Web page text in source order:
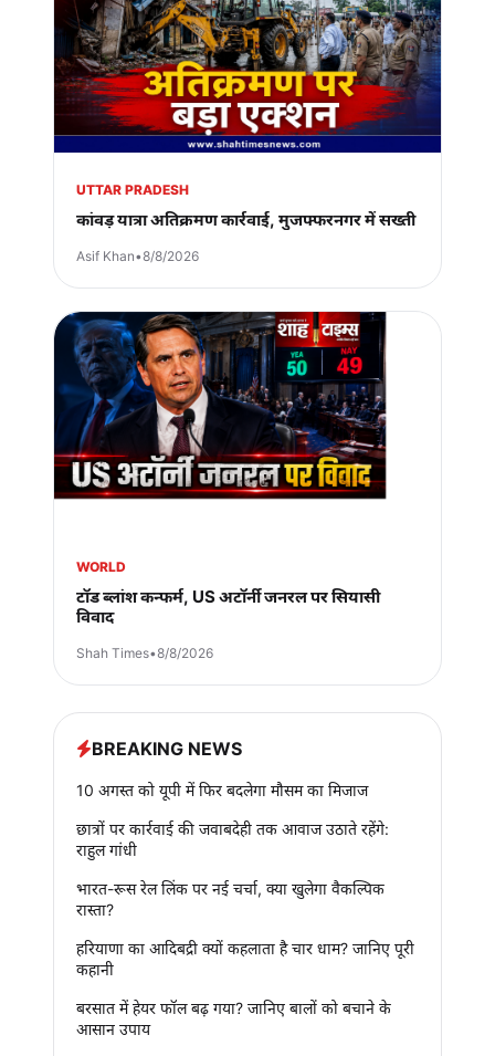
UTTAR PRADESH
कांवड़ यात्रा अतिक्रमण कार्रवाई, मुजफ्फरनगर में सख्ती
Asif Khan•8/8/2026
WORLD
टॉड ब्लांश कन्फर्म, US अटॉर्नी जनरल पर सियासी
विवाद
Shah Times•8/8/2026
BREAKING NEWS
10 अगस्त को यूपी में फिर बदलेगा मौसम का मिजाज
छात्रों पर कार्रवाई की जवाबदेही तक आवाज उठाते रहेंगे:
राहुल गांधी
भारत-रूस रेल लिंक पर नई चर्चा, क्या खुलेगा वैकल्पिक
रास्ता?
हरियाणा का आदिबद्री क्यों कहलाता है चार धाम? जानिए पूरी
कहानी
बरसात में हेयर फॉल बढ़ गया? जानिए बालों को बचाने के
आसान उपाय